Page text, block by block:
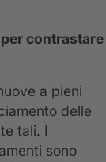
contrastare
a pieni
delle
tali. I
sono